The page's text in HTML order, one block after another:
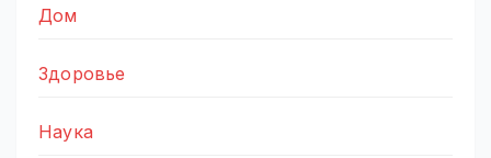
Дом
Здоровье
Наука